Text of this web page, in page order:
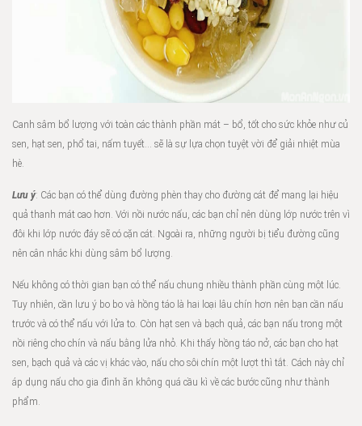
Canh sâm bổ lượng với toàn các thành phần mát – bổ, tốt cho sức khỏe như củ
sen, hạt sen, phổ tai, nấm tuyết… sẽ là sự lựa chọn tuyệt vời để giải nhiệt mùa
hè.
Lưu ý: Các bạn có thể dùng đường phèn thay cho đường cát để mang lại hiệu
quả thanh mát cao hơn. Với nồi nước nấu, các bạn chỉ nên dùng lớp nước trên vì
đôi khi lớp nước đáy sẽ có cặn cát. Ngoài ra, những người bị tiểu đường cũng
nên cân nhắc khi dùng sâm bổ lượng.
Nếu không có thời gian bạn có thể nấu chung nhiều thành phần cùng một lúc.
Tuy nhiên, cần lưu ý bo bo và hồng táo là hai loại lâu chín hơn nên bạn cần nấu
trước và có thể nấu với lửa to. Còn hạt sen và bạch quả, các bạn nấu trong một
nồi riêng cho chín và nấu bằng lửa nhỏ. Khi thấy hồng táo nở, các bạn cho hạt
sen, bạch quả và các vị khác vào, nấu cho sôi chín một lượt thì tắt. Cách này chỉ
áp dụng nấu cho gia đình ăn không quá cầu kì về các bước cũng như thành
phẩm.